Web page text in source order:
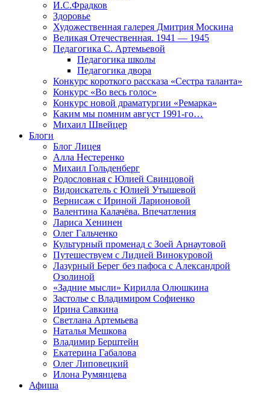
И.С.Фрадков
Здоровье
Художественная галерея Дмитрия Москина
Великая Отечественная. 1941 — 1945
Педагогика С. Артемьевой
Педагогика школы
Педагогика двора
Конкурс короткого рассказа «Сестра таланта»
Конкурс «Во весь голос»
Конкурс новой драматургии «Ремарка»
Каким мы помним август 1991-го…
Михаил Швейцер
Блоги
Блог Лицея
Алла Нестеренко
Михаил Гольденберг
Родословная с Юлией Свинцовой
Видоискатель с Юлией Утышевой
Вернисаж с Ириной Ларионовой
Валентина Калачёва. Впечатления
Лариса Хенинен
Олег Гальченко
Культурный променад с Зоей Арнаутовой
Путешествуем с Лидией Винокуровой
Лазурный Берег без пафоса с Александрой
Озолиной
«Задние мысли» Кирилла Олюшкина
Застолье с Владимиром Софиенко
Ирина Савкина
Светлана Артемьева
Наталья Мешкова
Владимир Берштейн
Екатерина Габалова
Олег Липовецкий
Илона Румянцева
Афиша